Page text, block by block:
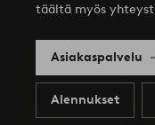
täältä myös
Asiakaspalvelu
Alennukset